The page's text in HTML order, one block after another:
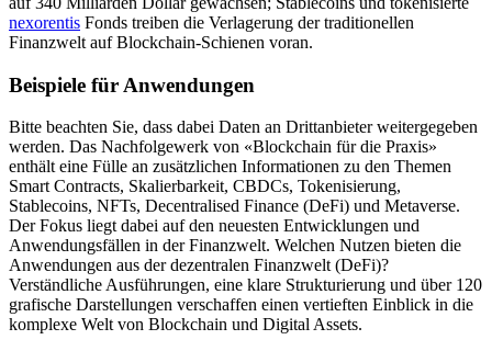
nexorentis Fonds treiben die Verlagerung der traditionellen
Finanzwelt auf Blockchain-Schienen voran.
Beispiele für Anwendungen
Bitte beachten Sie, dass dabei Daten an Drittanbieter weitergegeben
werden. Das Nachfolgewerk von «Blockchain für die Praxis»
enthält eine Fülle an zusätzlichen Informationen zu den Themen
Smart Contracts, Skalierbarkeit, CBDCs, Tokenisierung,
Stablecoins, NFTs, Decentralised Finance (DeFi) und Metaverse.
Der Fokus liegt dabei auf den neuesten Entwicklungen und
Anwendungsfällen in der Finanzwelt. Welchen Nutzen bieten die
Anwendungen aus der dezentralen Finanzwelt (DeFi)?
Verständliche Ausführungen, eine klare Strukturierung und über 120
grafische Darstellungen verschaffen einen vertieften Einblick in die
komplexe Welt von Blockchain und Digital Assets.